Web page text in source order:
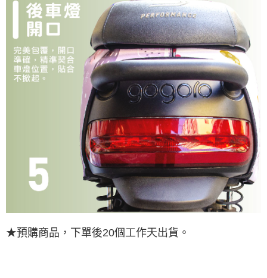
★預購商品，下單後20個工作天出貨。